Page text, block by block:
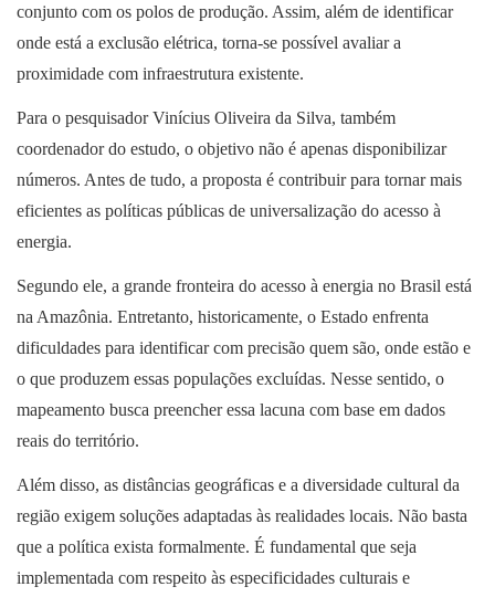
conjunto com os polos de produção. Assim, além de identificar
onde está a exclusão elétrica, torna-se possível avaliar a
proximidade com infraestrutura existente.
Para o pesquisador Vinícius Oliveira da Silva, também
coordenador do estudo, o objetivo não é apenas disponibilizar
números. Antes de tudo, a proposta é contribuir para tornar mais
eficientes as políticas públicas de universalização do acesso à
energia.
Segundo ele, a grande fronteira do acesso à energia no Brasil está
na Amazônia. Entretanto, historicamente, o Estado enfrenta
dificuldades para identificar com precisão quem são, onde estão e
o que produzem essas populações excluídas. Nesse sentido, o
mapeamento busca preencher essa lacuna com base em dados
reais do território.
Além disso, as distâncias geográficas e a diversidade cultural da
região exigem soluções adaptadas às realidades locais. Não basta
que a política exista formalmente. É fundamental que seja
implementada com respeito às especificidades culturais e